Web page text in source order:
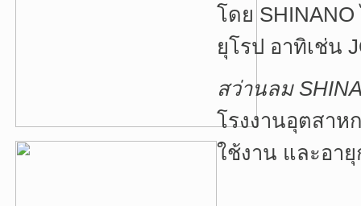
โดย
ยุโรป อาทิเช่น
สว่านลม
โรงงานอุตสาห
ใช้งาน และอา